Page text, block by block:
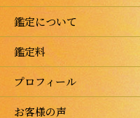
鑑定について
鑑定料
プロフィール
お客様の声